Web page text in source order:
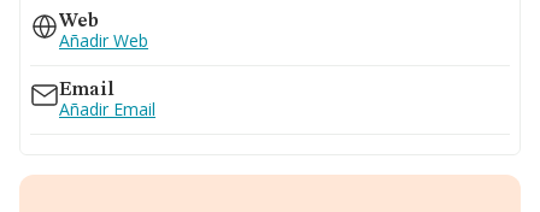
Web
Añadir Web
Email
Añadir Email